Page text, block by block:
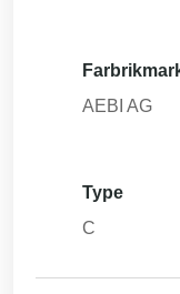
AEBI AG
Type
C